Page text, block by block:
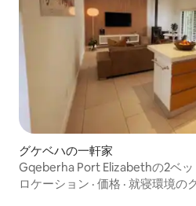
グケベハの一軒家
Gqeberha Port Elizabethの2ベ
ロケーション · 価格 · 就寝環境の